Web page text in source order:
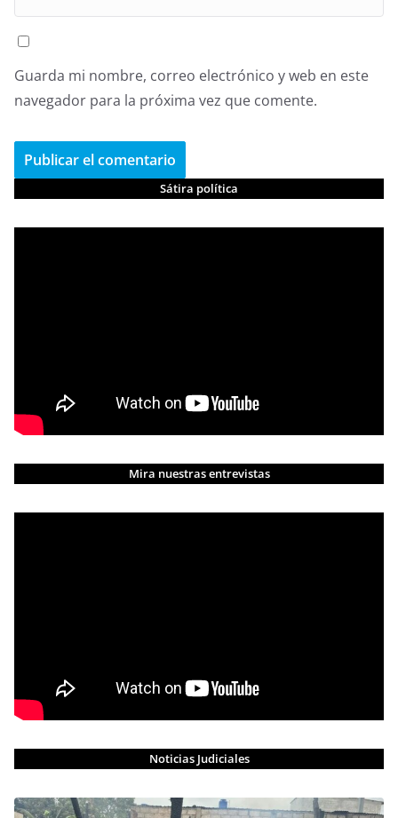
Guarda mi nombre, correo electrónico y web en este
navegador para la próxima vez que comente.
Sátira política
Mira nuestras entrevistas
Noticias Judiciales